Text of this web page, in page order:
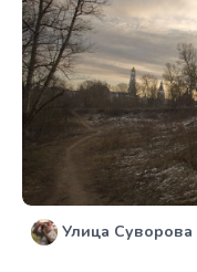
Улица Суворова